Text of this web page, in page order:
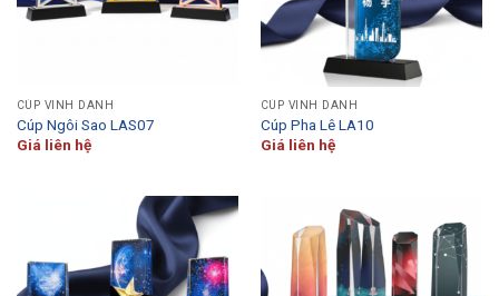
CÚP VINH DANH
Cúp Ngôi Sao LAS07
Giá liên hệ
CÚP VINH DANH
Cúp Pha Lê LA10
Giá liên hệ